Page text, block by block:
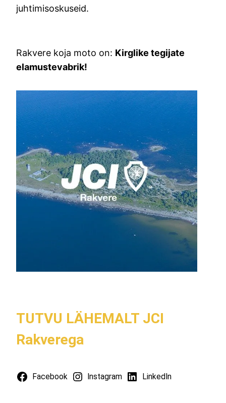
juhtimisoskuseid.
Rakvere koja moto on: Kirglike tegijate
elamustevabrik!
TUTVU LÄHEMALT JCI
Rakverega
Facebook Instagram LinkedIn